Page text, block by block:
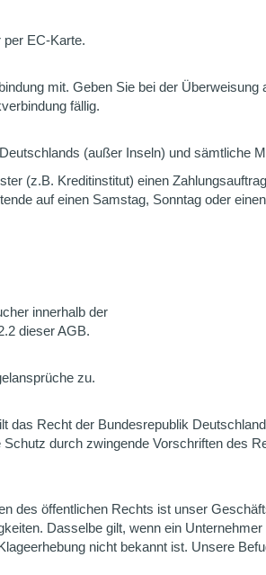
per EC-Karte.
mit. Geben Sie bei der
fällig.
(außer Inseln) und sämtliche
(z.B. Kreditinstitut) einen
auf einen Samstag, Sonntag oder
innerhalb der
dieser AGB.
zu.
das Recht der Bundesrepublik
durch zwingende Vorschriften des
des öffentlichen Rechts ist unser
Dasselbe gilt, wenn ein
nicht bekannt ist. Unsere